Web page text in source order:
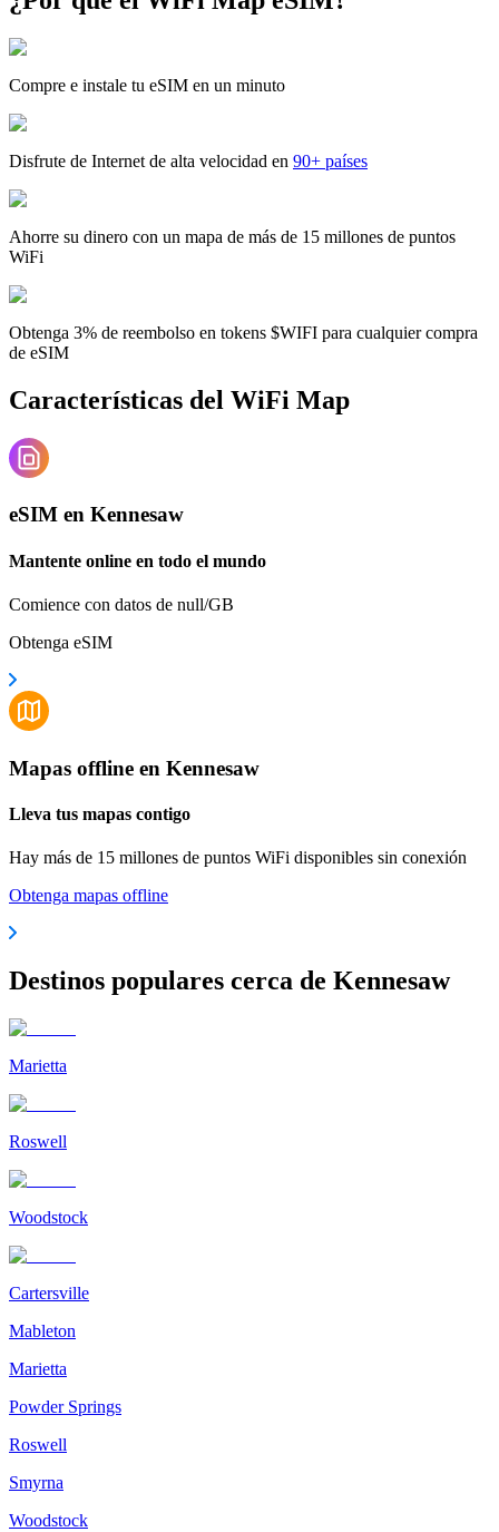
Compre e instale tu eSIM en un minuto
Disfrute de Internet de alta velocidad en 90+ países
Ahorre su dinero con un mapa de más de 15 millones de puntos
WiFi
Obtenga 3% de reembolso en tokens $WIFI para cualquier compra
de eSIM
Características del WiFi Map
eSIM en Kennesaw
Mantente online en todo el mundo
Comience con datos de null/GB
Obtenga eSIM
Mapas offline en Kennesaw
Lleva tus mapas contigo
Hay más de 15 millones de puntos WiFi disponibles sin conexión
Obtenga mapas offline
Destinos populares cerca de Kennesaw
Marietta
Roswell
Woodstock
Cartersville
Mableton
Marietta
Powder Springs
Roswell
Smyrna
Woodstock